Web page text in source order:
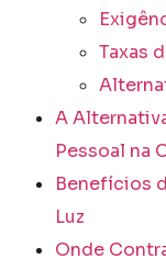
Taxas
A
Pessoal na
Benefícios
Luz
Onde